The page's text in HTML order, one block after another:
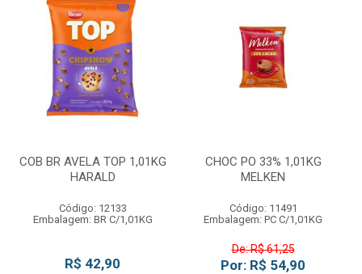
COB BR AVELA TOP 1,01KG
HARALD
Código: 12133
Embalagem: BR C/1,01KG
R$ 42,90
CHOC PO 33% 1,01KG
MELKEN
Código: 11491
Embalagem: PC C/1,01KG
De: R$ 61,25
Por: R$ 54,90